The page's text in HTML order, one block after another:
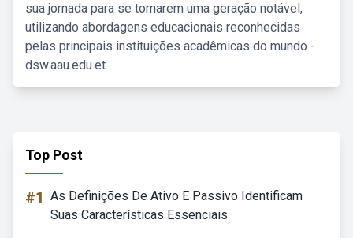
sua jornada para se tornarem uma geração notável,
utilizando abordagens educacionais reconhecidas
pelas principais instituições acadêmicas do mundo -
dsw.aau.edu.et.
Top Post
#1 As Definições De Ativo E Passivo Identificam
Suas Características Essenciais